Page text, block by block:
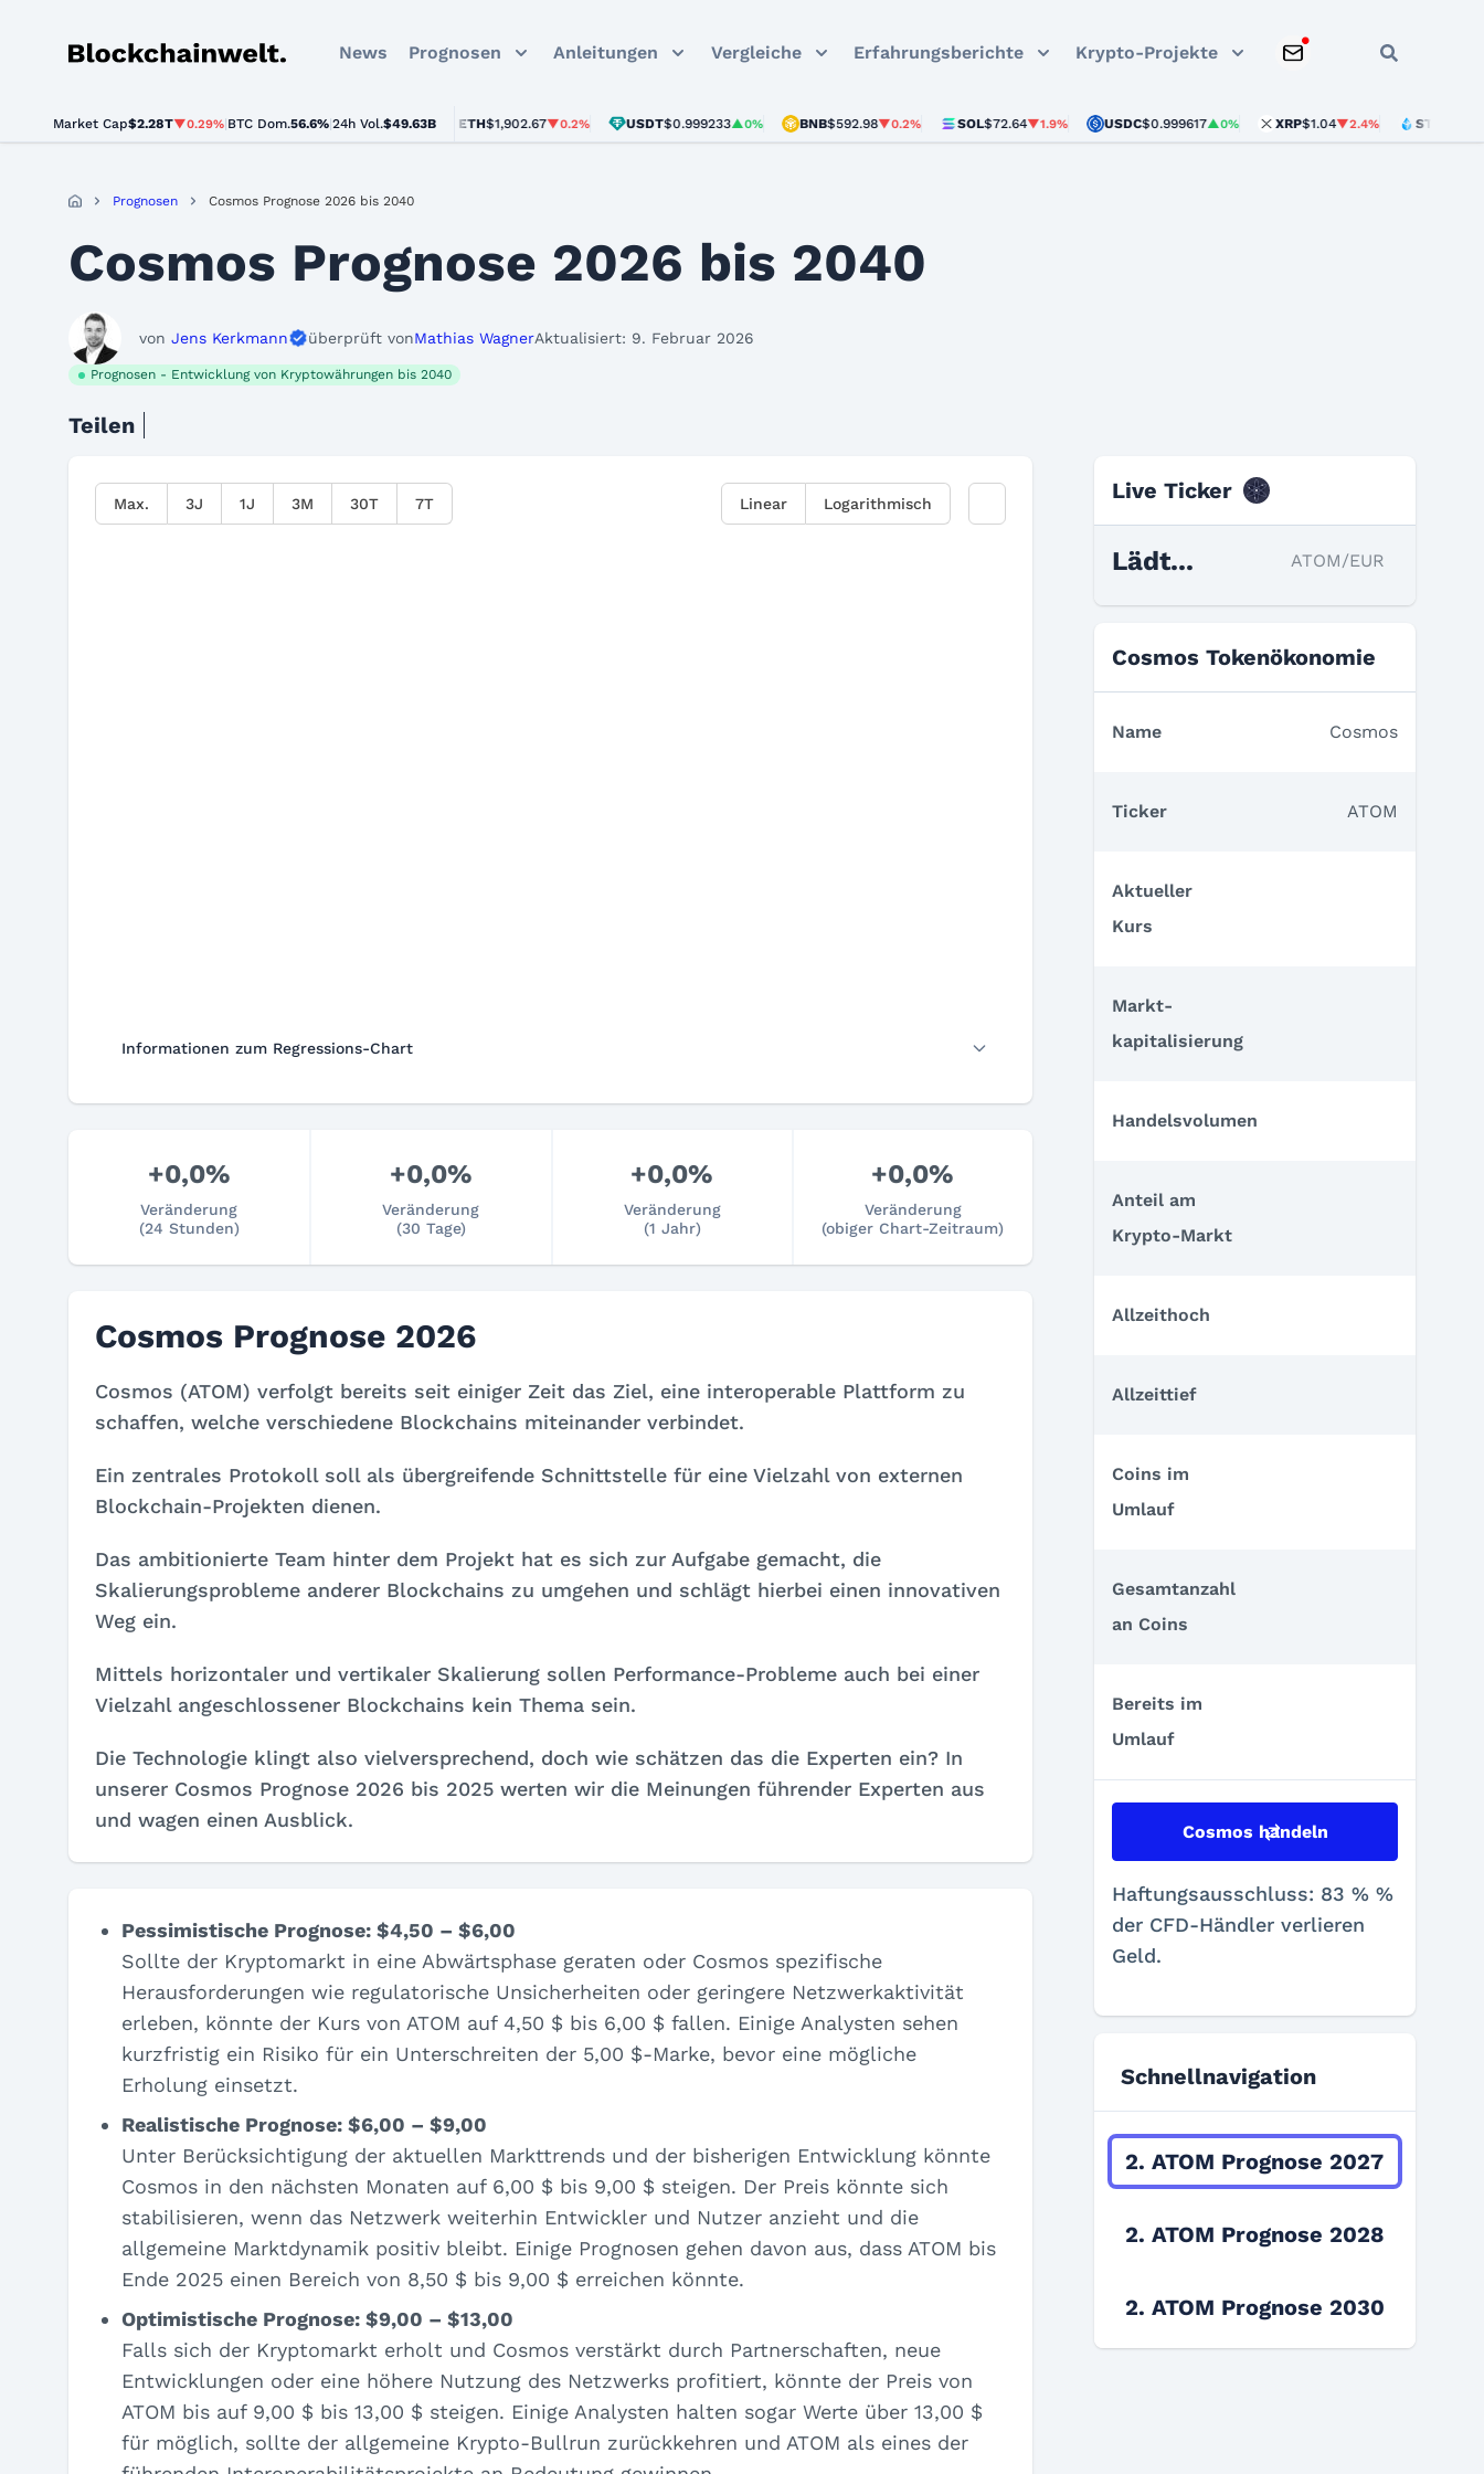
Blockchainwelt News Prognosen Anleitungen Vergleiche Erfahrungsberichte Krypto-Projekte
Market Cap$2.28T▼0.29% BTC Dom.56.6% 24h Vol.$49.63B
BTC$64,318.00▼0.5% ETH $1,902.67▼0.2% USDT$0.999233▲0% BNB$592.98▼0.2% SOL$72.64▼1.9% USDC$0.999617▲0% XRP $1.04▼2.4% STETH
Prognosen Cosmos Prognose 2026 bis 2040
Cosmos Prognose 2026 bis 2040
von Jens Kerkmann überprüft vonMathias WagnerAktualisiert: 9. Februar 2026
Prognosen - Entwicklung von Kryptowährungen bis 2040
Teilen
Max. 3J 1J 3M 30T 7T Linear Logarithmisch
Informationen zum Regressions-Chart
Veränderung
(24 Stunden)
+0,0%
Veränderung
(30 Tage)
+0,0%
Veränderung
(1 Jahr)
+0,0%
Veränderung
(obiger Chart-Zeitraum)
+0,0%
Cosmos Prognose 2026
Cosmos (ATOM) verfolgt bereits seit einiger Zeit das Ziel, eine interoperable Plattform zu
schaffen, welche verschiedene Blockchains miteinander verbindet.
Ein zentrales Protokoll soll als übergreifende Schnittstelle für eine Vielzahl von externen
Blockchain-Projekten dienen.
Das ambitionierte Team hinter dem Projekt hat es sich zur Aufgabe gemacht, die
Skalierungsprobleme anderer Blockchains zu umgehen und schlägt hierbei einen innovativen
Weg ein.
Mittels horizontaler und vertikaler Skalierung sollen Performance-Probleme auch bei einer
Vielzahl angeschlossener Blockchains kein Thema sein.
Die Technologie klingt also vielversprechend, doch wie schätzen das die Experten ein? In
unserer Cosmos Prognose 2026 bis 2025 werten wir die Meinungen führender Experten aus
und wagen einen Ausblick.
Pessimistische Prognose: $4,50 – $6,00
Sollte der Kryptomarkt in eine Abwärtsphase geraten oder Cosmos spezifische
Herausforderungen wie regulatorische Unsicherheiten oder geringere Netzwerkaktivität
erleben, könnte der Kurs von ATOM auf 4,50 $ bis 6,00 $ fallen. Einige Analysten sehen
kurzfristig ein Risiko für ein Unterschreiten der 5,00 $-Marke, bevor eine mögliche
Erholung einsetzt.
Realistische Prognose: $6,00 – $9,00
Unter Berücksichtigung der aktuellen Markttrends und der bisherigen Entwicklung könnte
Cosmos in den nächsten Monaten auf 6,00 $ bis 9,00 $ steigen. Der Preis könnte sich
stabilisieren, wenn das Netzwerk weiterhin Entwickler und Nutzer anzieht und die
allgemeine Marktdynamik positiv bleibt. Einige Prognosen gehen davon aus, dass ATOM bis
Ende 2025 einen Bereich von 8,50 $ bis 9,00 $ erreichen könnte.
Optimistische Prognose: $9,00 – $13,00
Falls sich der Kryptomarkt erholt und Cosmos verstärkt durch Partnerschaften, neue
Entwicklungen oder eine höhere Nutzung des Netzwerks profitiert, könnte der Preis von
ATOM bis auf 9,00 $ bis 13,00 $ steigen. Einige Analysten halten sogar Werte über 13,00 $
für möglich, sollte der allgemeine Krypto-Bullrun zurückkehren und ATOM als eines der
Cosmos
Live Ticker
Lädt... ATOM/EUR
Cosmos Tokenökonomie
Name Cosmos
Ticker ATOM
Aktueller
Kurs
Markt­
kapitalisierung
Handelsvolumen
Anteil am
Krypto-Markt
Allzeithoch
Allzeittief
Coins im
Umlauf
Gesamtanzahl
an Coins
Bereits im
Umlauf
Cosmos handeln
Haftungsausschluss: 83 % %
der CFD-Händler verlieren
Geld.
Schnellnavigation
2. ATOM Prognose 2027
2. ATOM Prognose 2028
2. ATOM Prognose 2030